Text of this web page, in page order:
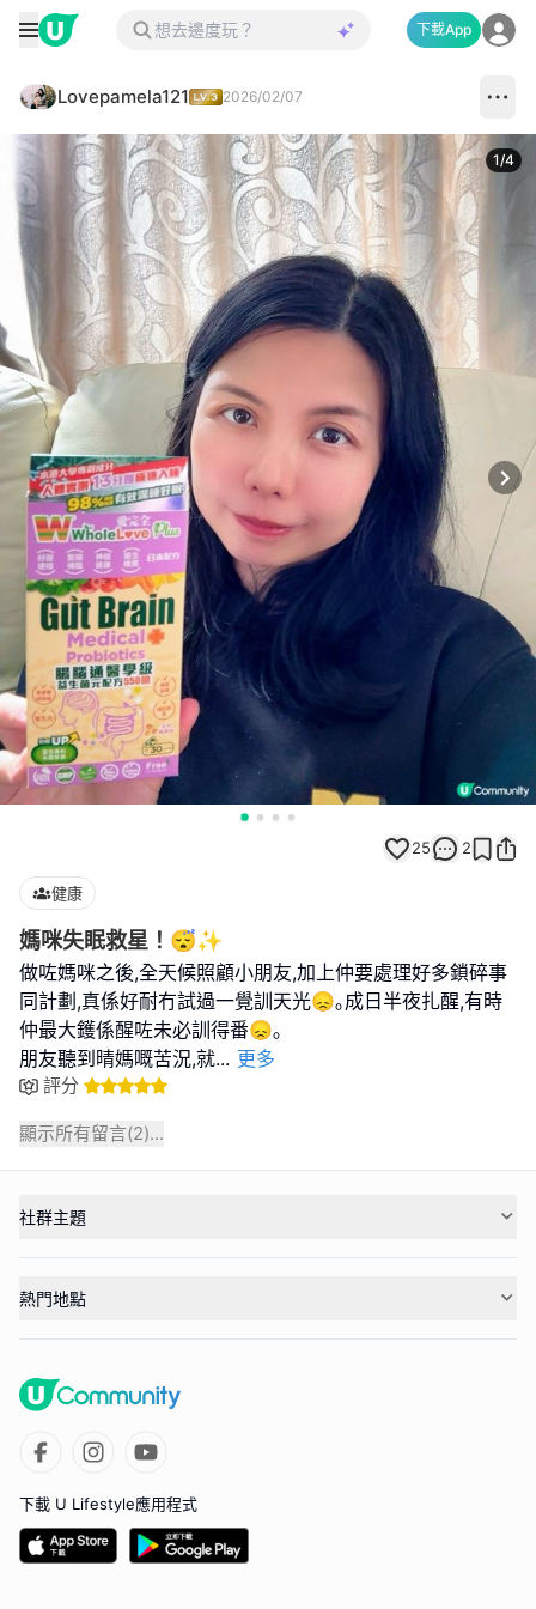
下載App
Lovepamela121 2026/02/07
1/4
25 2
健康
媽咪失眠救星！😴✨
做咗媽咪之後,全天候照顧小朋友,加上仲要處理好多鎖碎事
同計劃,真係好耐冇試過一覺訓天光😞｡成日半夜扎醒,有時
仲最大鑊係醒咗未必訓得番😞｡
朋友聽到晴媽嘅苦況,就... 更多
評分
顯示所有留言(2)...
社群主題
熱門地點
下載 U Lifestyle應用程式